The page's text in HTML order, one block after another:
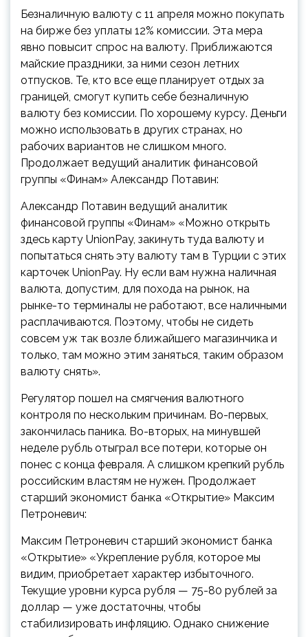
Безналичную валюту с 11 апреля можно покупать
на бирже без уплаты 12% комиссии. Эта мера
явно повысит спрос на валюту. Приближаются
майские праздники, за ними сезон летних
отпусков. Те, кто все еще планирует отдых за
границей, смогут купить себе безналичную
валюту без комиссии. По хорошему курсу. Деньги
можно использовать в других странах, но
рабочих вариантов не слишком много.
Продолжает ведущий аналитик финансовой
группы «Финам» Александр Потавин:
Александр Потавин ведущий аналитик
финансовой группы «Финам» «Можно открыть
здесь карту UnionPay, закинуть туда валюту и
попытаться снять эту валюту там в Турции с этих
карточек UnionPay. Ну если вам нужна наличная
валюта, допустим, для похода на рынок, на
рынке-то терминалы не работают, все наличными
расплачиваются. Поэтому, чтобы не сидеть
совсем уж так возле ближайшего магазинчика и
только, там можно этим заняться, таким образом
валюту снять».
Регулятор пошел на смягчения валютного
контроля по нескольким причинам. Во-первых,
закончилась паника. Во-вторых, на минувшей
неделе рубль отыграл все потери, которые он
понес с конца февраля. А слишком крепкий рубль
российским властям не нужен. Продолжает
старший экономист банка «Открытие» Максим
Петроневич:
Максим Петроневич старший экономист банка
«Открытие» «Укрепление рубля, которое мы
видим, приобретает характер избыточного.
Текущие уровни курса рубля — 75-80 рублей за
доллар — уже достаточны, чтобы
стабилизировать инфляцию. Однако снижение